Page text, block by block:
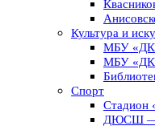
Культура и
МБУ «ДК
МБУ «ДК
Спорт
Стадион
ДЮСШ